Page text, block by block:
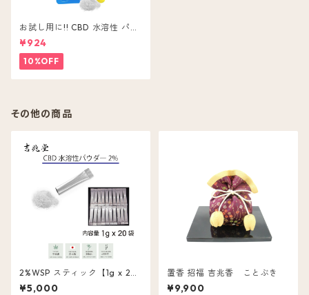
お試し用に!! CBD 水溶性 パウ
ダー 5本入 CBD ( 含有量 1包 2
0mg ) 粉末 無味無色
¥924
10%OFF
その他の商品
2%WSP スティック【1g x 20
包】
¥5,000
置香 招福 吉兆香 ことぶき
¥9,900